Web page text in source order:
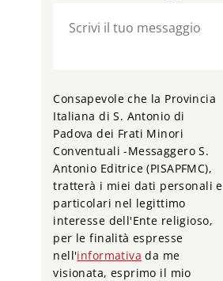
Consapevole che la Provincia
Italiana di S. Antonio di
Padova dei Frati Minori
Conventuali -Messaggero S.
Antonio Editrice (PISAPFMC),
tratterà i miei dati personali e
particolari nel legittimo
interesse dell'Ente religioso,
per le finalità espresse
nell'informativa da me
visionata, esprimo il mio